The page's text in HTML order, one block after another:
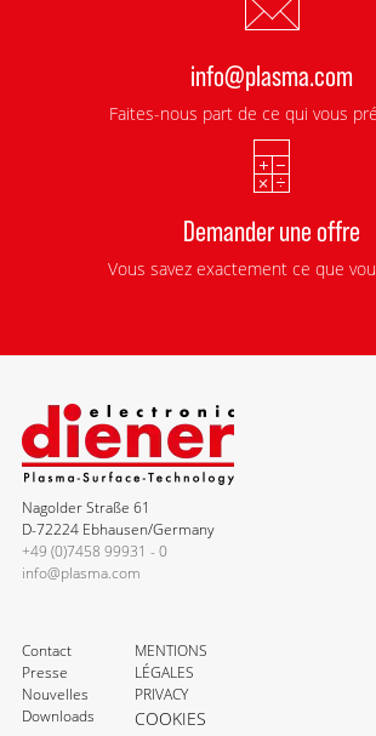
info@plasma.com
Faites-nous part de ce qui vous
Demander une offre
Vous savez exactement ce que
Nagolder Straße 61
D-72224 Ebhausen/Germany
+49 (0)7458 99931 - 0
info@plasma.com
Contact
Presse
Nouvelles
Downloads
MENTIONS
LÉGALES
PRIVACY
COOKIES